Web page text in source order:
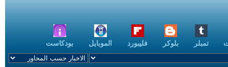
تمبلر بلوكر فليبورد الموبايل بودكاست